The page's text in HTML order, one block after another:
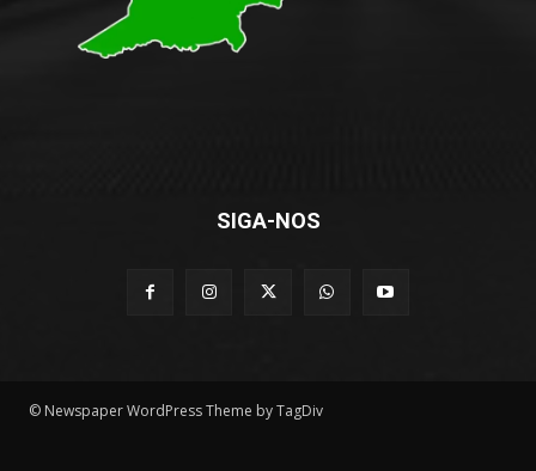
SIGA-NOS
© Newspaper WordPress Theme by TagDiv